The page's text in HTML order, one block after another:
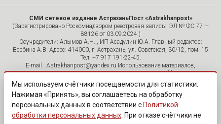
СМИ сетевое издание АстраханьПост «Astrakhanpost»
(Зарегистрировано Роскомнадзором реестровая запись: ЭЛ № ФС 77 —
88126 от 03.09.2024.)
Соучредители: Алымов А.Н. , ИП Асадулин Ю.А. Главный редактор:
Вербина А.В. Адрес: 414000, г. Астрахань, ул. Советская, 30/12, пом. 15
Тел. +7 917 191-22-45.
E-mail.: Astrakhanpost@yandex.ru Использование материалов,
размещенных на страницах сетевого издания «Astrakhanpost»,
допускается исключительно с указанием источника и публикацией
активной гиперссылки на портал Astrakhanpost.ru. Комментарии
читателей сайта размещаются без предварительного редактирования.
Редакция оставляет за собой право удалить их с сайта или
отредактировать, если указанные сообщения нарушают законы РФ.
«САЙТ ПРЕДНАЗНАЧЕН ДЛЯ АУДИТОРИИ 18+»
Мы используем счётчики посещаемости для статистики.
Нажимая «Принять», вы соглашаетесь на обработку
персональных данных в соответствии с Политикой
обработки персональных данных . При отказе счётчики не